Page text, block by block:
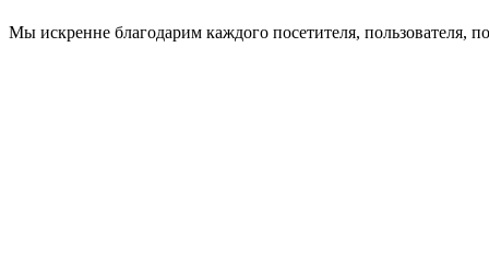
Мы искренне благодарим каждого посетителя, пользователя,